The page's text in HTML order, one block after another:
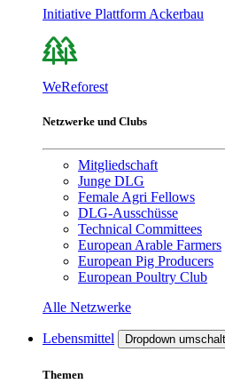
Initiative Plattform Ackerbau
WeReforest
Netzwerke und Clubs
Mitgliedschaft
Junge DLG
Female Agri Fellows
DLG-Ausschüsse
Technical Committees
European Arable Farmers
European Pig Producers
European Poultry Club
Alle Netzwerke
Lebensmittel Dropdown
Themen